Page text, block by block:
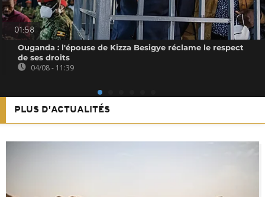
01:58
Ouganda : l'épouse de Kizza Besigye réclame le respect
de ses droits
04/08 - 11:39
PLUS D'ACTUALITÉS